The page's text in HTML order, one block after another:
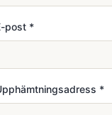
post *
*